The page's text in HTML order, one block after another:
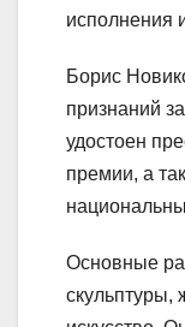
исполнения
Борис
признаний
удостоен
премии, а
Основные
скульптуры,